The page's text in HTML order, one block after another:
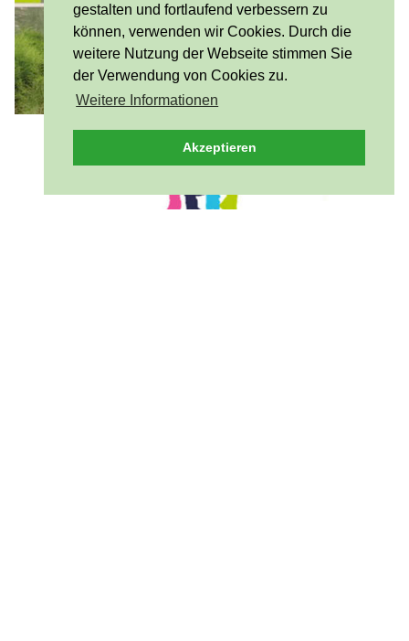
gestalten und fortlaufend verbessern zu
können, verwenden wir Cookies. Durch die
weitere Nutzung der Webseite stimmen Sie
der Verwendung von Cookies zu.
Weitere Informationen
Akzeptieren